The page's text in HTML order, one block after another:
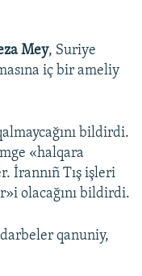
Mey, Suriye
iç bir ameliy
bildirdi.
«halqara
İrannıñ Tış işleri
olacağını bildirdi.
qanuniy,